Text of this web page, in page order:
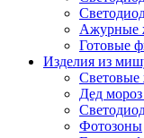
Ажурные
Готовые
Изделия из
Дед
Фотозоны